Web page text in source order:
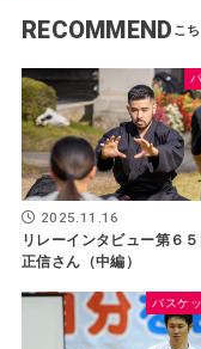
RECOMMEND
2025.11.16
リレーインタビュー第６
正信さん（中編）
バスケ